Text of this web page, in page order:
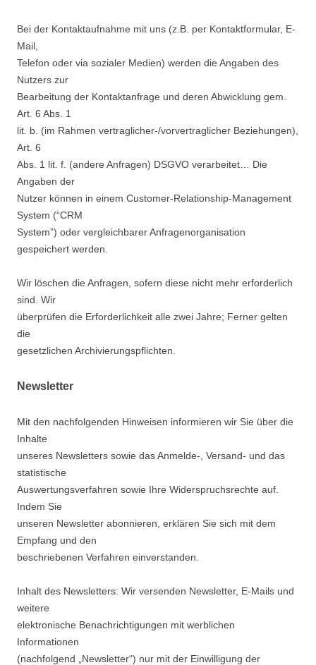
Bei der Kontaktaufnahme mit uns (z.B. per Kontaktformular, E-
Mail,
Telefon oder via sozialer Medien) werden die Angaben des
Nutzers zur
Bearbeitung der Kontaktanfrage und deren Abwicklung gem.
Art. 6 Abs. 1
lit. b. (im Rahmen vertraglicher-/vorvertraglicher Beziehungen),
Art. 6
Abs. 1 lit. f. (andere Anfragen) DSGVO verarbeitet… Die
Angaben der
Nutzer können in einem Customer-Relationship-Management
System (“CRM
System”) oder vergleichbarer Anfragenorganisation
gespeichert werden.
Wir löschen die Anfragen, sofern diese nicht mehr erforderlich
sind. Wir
überprüfen die Erforderlichkeit alle zwei Jahre; Ferner gelten
die
gesetzlichen Archivierungspflichten.
Newsletter
Mit den nachfolgenden Hinweisen informieren wir Sie über die
Inhalte
unseres Newsletters sowie das Anmelde-, Versand- und das
statistische
Auswertungsverfahren sowie Ihre Widerspruchsrechte auf.
Indem Sie
unseren Newsletter abonnieren, erklären Sie sich mit dem
Empfang und den
beschriebenen Verfahren einverstanden.
Inhalt des Newsletters: Wir versenden Newsletter, E-Mails und
weitere
elektronische Benachrichtigungen mit werblichen
Informationen
(nachfolgend „Newsletter“) nur mit der Einwilligung der